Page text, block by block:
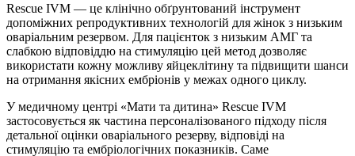
Rescue IVM — це клінічно обґрунтований інструмент
допоміжних репродуктивних технологій для жінок з низьким
оваріальним резервом. Для пацієнток з низьким АМГ та
слабкою відповіддю на стимуляцію цей метод дозволяє
використати кожну можливу яйцеклітину та підвищити шанси
на отримання якісних ембріонів у межах одного циклу.
У медичному центрі «Мати та дитина» Rescue IVM
застосовується як частина персоналізованого підходу після
детальної оцінки оваріального резерву, відповіді на
стимуляцію та ембріологічних показників. Саме